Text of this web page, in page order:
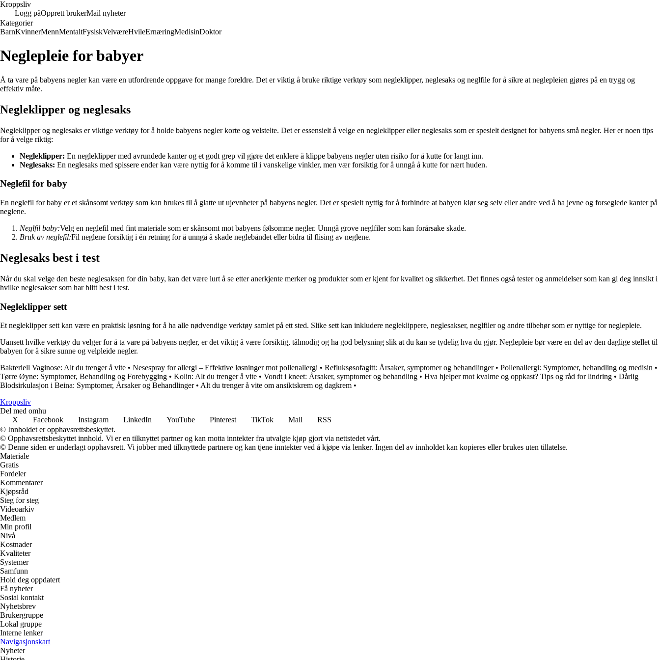
Kroppsliv
Logg påOpprett brukerMail nyheter
Kategorier
BarnKvinnerMennMentaltFysiskVelværeHvileErnæringMedisinDoktor
Neglepleie for babyer
Å ta vare på babyens negler kan være en utfordrende oppgave for mange foreldre. Det er viktig å bruke riktige verktøy som negleklipper, neglesaks og neglfile for å sikre at neglepleien gjøres på en trygg og
effektiv måte.
Negleklipper og neglesaks
Negleklipper og neglesaks er viktige verktøy for å holde babyens negler korte og velstelte. Det er essensielt å velge en negleklipper eller neglesaks som er spesielt designet for babyens små negler. Her er noen tips
for å velge riktig:
Negleklipper: En negleklipper med avrundede kanter og et godt grep vil gjøre det enklere å klippe babyens negler uten risiko for å kutte for langt inn.
Neglesaks: En neglesaks med spissere ender kan være nyttig for å komme til i vanskelige vinkler, men vær forsiktig for å unngå å kutte for nært huden.
Neglefil for baby
En neglefil for baby er et skånsomt verktøy som kan brukes til å glatte ut ujevnheter på babyens negler. Det er spesielt nyttig for å forhindre at babyen klør seg selv eller andre ved å ha jevne og forseglede kanter på
neglene.
Neglfil baby:Velg en neglefil med fint materiale som er skånsomt mot babyens følsomme negler. Unngå grove neglfiler som kan forårsake skade.
Bruk av neglefil:Fil neglene forsiktig i én retning for å unngå å skade neglebåndet eller bidra til flising av neglene.
Neglesaks best i test
Når du skal velge den beste neglesaksen for din baby, kan det være lurt å se etter anerkjente merker og produkter som er kjent for kvalitet og sikkerhet. Det finnes også tester og anmeldelser som kan gi deg innsikt i
hvilke neglesakser som har blitt best i test.
Negleklipper sett
Et negleklipper sett kan være en praktisk løsning for å ha alle nødvendige verktøy samlet på ett sted. Slike sett kan inkludere negleklippere, neglesakser, neglfiler og andre tilbehør som er nyttige for neglepleie.
Uansett hvilke verktøy du velger for å ta vare på babyens negler, er det viktig å være forsiktig, tålmodig og ha god belysning slik at du kan se tydelig hva du gjør. Neglepleie bør være en del av den daglige stellet til
babyen for å sikre sunne og velpleide negler.
Bakteriell Vaginose: Alt du trenger å vite • Nesespray for allergi – Effektive løsninger mot pollenallergi • Refluksøsofagitt: Årsaker, symptomer og behandlinger• Pollenallergi: Symptomer, behandling og medisin •
Tørre Øyne: Symptomer, Behandling og Forebygging • Kolin: Alt du trenger å vite • Vondt i kneet: Årsaker, symptomer og behandling • Hva hjelper mot kvalme og oppkast? Tips og råd for lindring • Dårlig
Blodsirkulasjon i Beina: Symptomer, Årsaker og Behandlinger• Alt du trenger å vite om ansiktskrem og dagkrem •
Kroppsliv
Del med omhu
X
Facebook Instagram LinkedIn YouTube Pinterest TikTok Mail
RSS
© Innholdet er opphavsrettsbeskyttet.
© Opphavsrettsbeskyttet innhold. Vi er en tilknyttet partner og kan motta inntekter fra utvalgte kjøp gjort via nettstedet vårt.
© Denne siden er underlagt opphavsrett. Vi jobber med tilknyttede partnere og kan tjene inntekter ved å kjøpe via lenker. Ingen del av innholdet kan kopieres eller brukes uten tillatelse.
Materiale
Gratis
Fordeler
Kommentarer
Kjøpsråd
Steg for steg
Videoarkiv
Medlem
Min profil
Nivå
Kostnader
Kvaliteter
Systemer
Samfunn
Hold deg oppdatert
Få nyheter
Sosial kontakt
Nyhetsbrev
Brukergruppe
Lokal gruppe
Interne lenker
Navigasjonskart
Nyheter